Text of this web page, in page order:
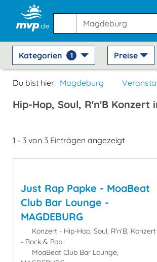
Kategorien 1 Preise
Du bist hier: Magdeburg
Hip-Hop, Soul, R'n'B Konzert
1 - 3 von 3 Einträgen angezeigt
Just Rap Papke - MoaBeat
Club Bar Lounge -
MAGDEBURG
Konzert - Hip-Hop, Soul, R'n'B, Konzert
- Rock & Pop
MoaBeat Club Bar Lounge,